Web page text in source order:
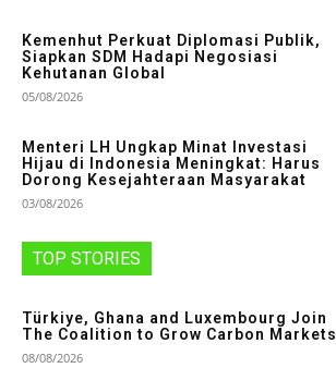
Kemenhut Perkuat Diplomasi Publik,
Siapkan SDM Hadapi Negosiasi
Kehutanan Global
05/08/2026
Menteri LH Ungkap Minat Investasi
Hijau di Indonesia Meningkat: Harus
Dorong Kesejahteraan Masyarakat
03/08/2026
TOP STORIES
Türkiye, Ghana and Luxembourg Join
The Coalition to Grow Carbon Markets
08/08/2026